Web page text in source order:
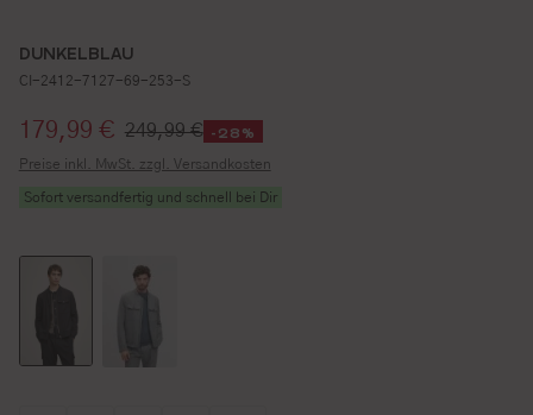
DUNKELBLAU
CI-2412-7127-69-253-S
Verkaufspreis:
179,99 € 249,99 € -28%
Preise inkl. MwSt. zzgl. Versandkosten
Sofort versandfertig und schnell bei Dir